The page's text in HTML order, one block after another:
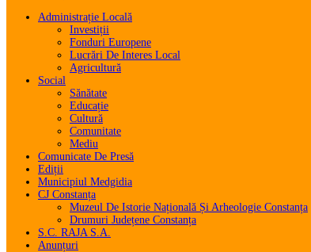
Administrație Locală
Investiții
Fonduri Europene
Lucrări De Interes Local
Agricultură
Social
Sănătate
Educație
Cultură
Comunitate
Mediu
Comunicate De Presă
Ediții
Municipiul Medgidia
CJ Constanța
Muzeul De Istorie Națională Și Arheologie Constanța
Drumuri Județene Constanța
S.C. RAJA S.A.
Anunțuri